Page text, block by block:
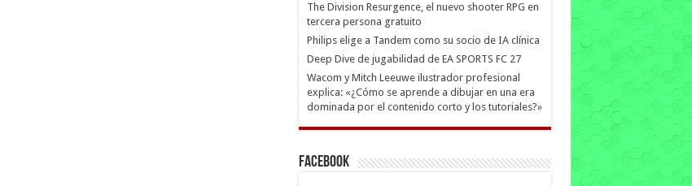
The Division Resurgence, el nuevo shooter RPG en
tercera persona gratuito
Philips elige a Tandem como su socio de IA clínica
Deep Dive de jugabilidad de EA SPORTS FC 27
Wacom y Mitch Leeuwe ilustrador profesional
explica: «¿Cómo se aprende a dibujar en una era
dominada por el contenido corto y los tutoriales?»
Facebook